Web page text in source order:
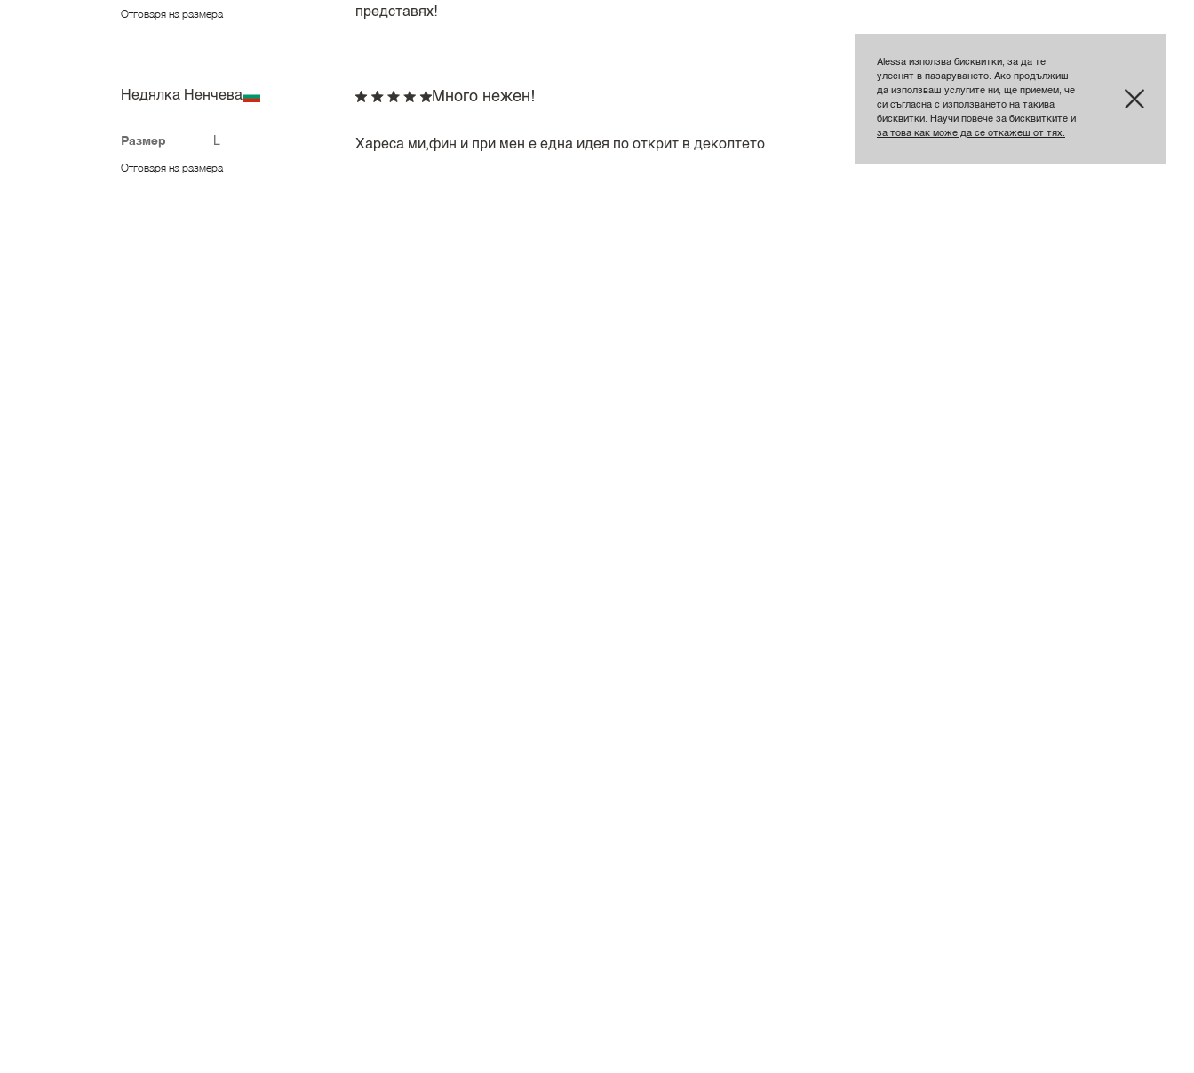
Отговаря на размера
представях!
Недялка Ненчева
Размер L
Отговаря на размера
Много нежен!
Хареса ми,фин и при мен е една идея по открит в деколтето
Alessa използва бисквитки, за да те
улеснят в пазаруването. Ако продължиш
да използваш услугите ни, ще приемем, че
си съгласна с използването на такива
бисквитки. Научи повече за бисквитките и
за това как може да се откажеш от тях.